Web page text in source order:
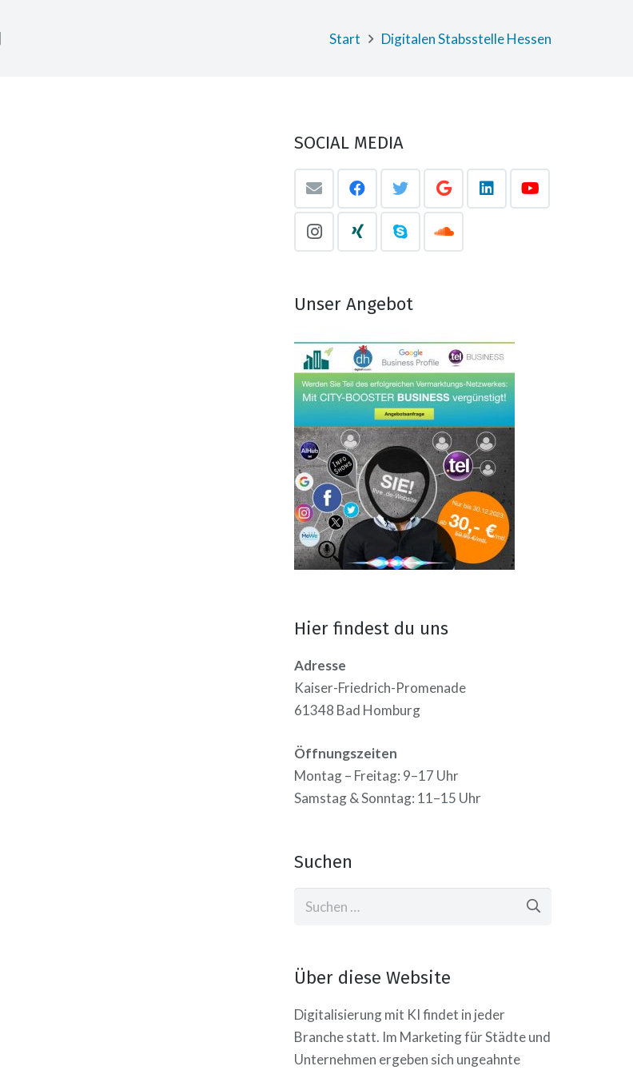
Start Digitalen Stabsstelle Hessen
SOCIAL MEDIA
Unser Angebot
Hier findest du uns
Adresse
Kaiser-Friedrich-Promenade
61348 Bad Homburg
Öffnungszeiten
Montag – Freitag: 9–17 Uhr
Samstag & Sonntag: 11–15 Uhr
Suchen
Suchen
Über diese Website
Digitalisierung mit KI findet in jeder
Branche statt. Im Marketing für Städte und
Unternehmen ergeben sich ungeahnte